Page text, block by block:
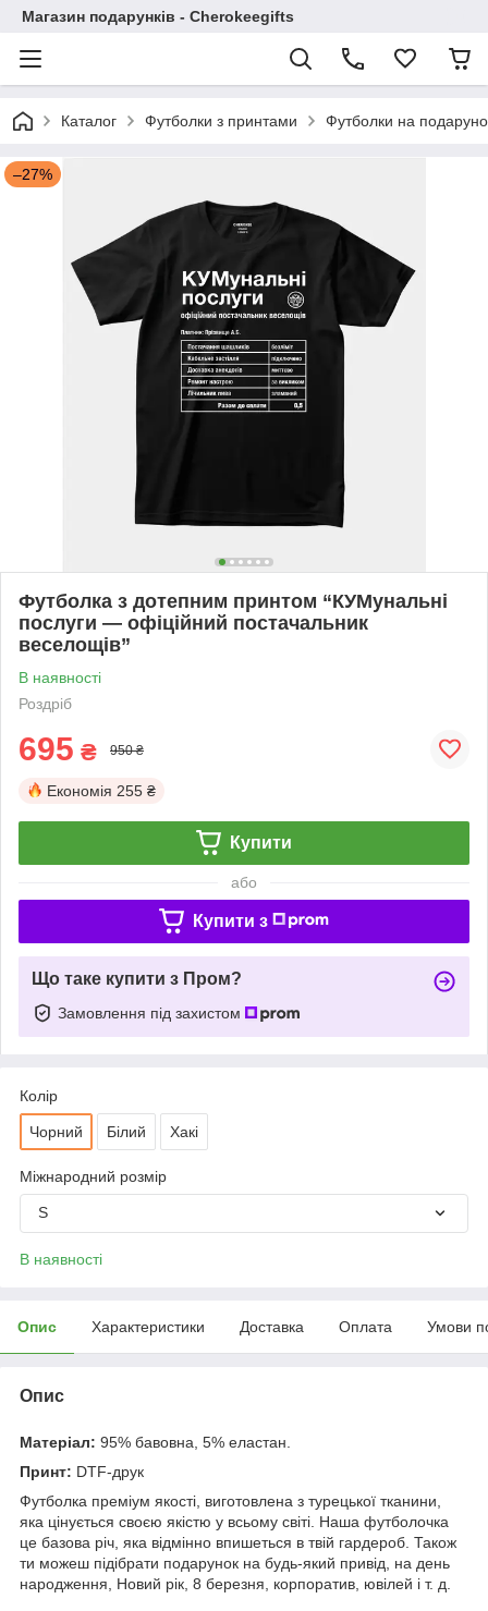
Магазин подарунків - Cherokeegifts
Каталог Футболки з принтами Футболки на
–27%
Футболка з дотепним принтом “КУМунальні
послуги — офіційний постачальник
веселощів”
В наявності
Роздріб
695 ₴ 950 ₴
Економія 255 ₴
Купити
або
Купити з
Що таке купити з Пром?
Замовлення під захистом
Колір
Чорний Білий Хакі
Міжнародний розмір
S
В наявності
Опис Характеристики Доставка Оплата Умови
Опис
Матеріал: 95% бавовна, 5% еластан.
Принт: DTF-друк
Футболка преміум якості, виготовлена з турецької тканини,
яка цінується своєю якістю у всьому світі. Наша футболочка
це базова річ, яка відмінно впишеться в твій гардероб. Також
ти можеш підібрати подарунок на будь-який привід, на день
народження, Новий рік, 8 березня, корпоратив, ювілей і т. д.